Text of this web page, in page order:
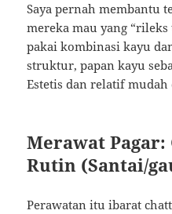
Saya pernah membantu
mereka mau yang
pakai kombinasi kayu
struktur, papan kayu
Estetis dan relatif mudah
Merawat
Rutin (Santai/
Perawatan itu ibarat